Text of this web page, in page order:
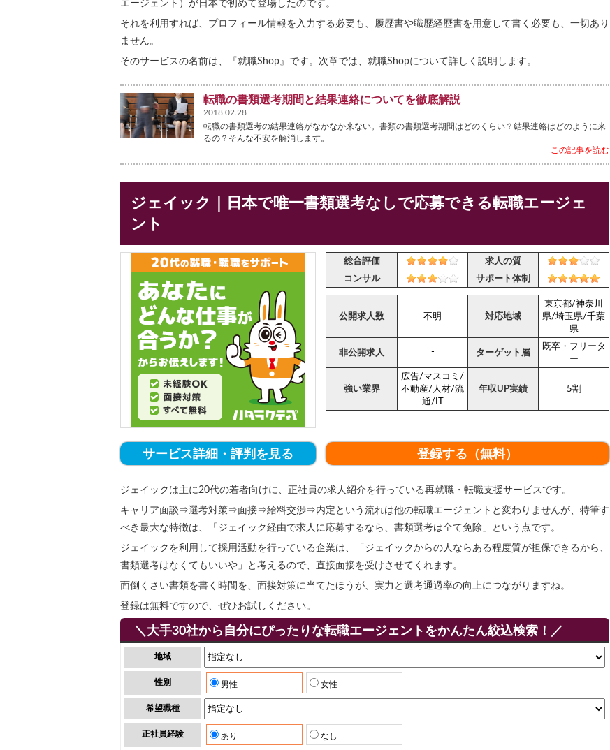
エージェント）が日本で初めて登場したのです。
それを利用すれば、プロフィール情報を入力する必要も、履歴書や職歴経歴書を用意して書く必要も、一切あり
ません。
そのサービスの名前は、『就職Shop』です。次章では、就職Shopについて詳しく説明します。
転職の書類選考期間と結果連絡についてを徹底解説
2018.02.28
転職の書類選考の結果連絡がなかなか来ない。書類の書類選考期間はどのくらい？結果連絡はどのように来
るの？そんな不安を解消します。
この記事を読む
ジェイック｜日本で唯一書類選考なしで応募できる転職エージェ
ント
総合評価
求人の質
コンサル
サポート体制
公開求人数 不明 対応地域
東京都/神奈川
県/埼玉県/千葉
県
非公開求人 - ターゲット層
既卒・フリータ
ー
強い業界
広告/マスコミ/
不動産/人材/流
通/IT
年収UP実績 5割
サービス詳細・評判を見る 登録する（無料）
ジェイックは主に20代の若者向けに、正社員の求人紹介を行っている再就職・転職支援サービスです。
キャリア面談⇒選考対策⇒面接⇒給料交渉⇒内定という流れは他の転職エージェントと変わりませんが、特筆す
べき最大な特徴は、「ジェイック経由で求人に応募するなら、書類選考は全て免除」という点です。
ジェイックを利用して採用活動を行っている企業は、「ジェイックからの人ならある程度質が担保できるから、
書類選考はなくてもいいや」と考えるので、直接面接を受けさせてくれます。
面倒くさい書類を書く時間を、面接対策に当てたほうが、実力と選考通過率の向上につながりますね。
登録は無料ですので、ぜひお試しください。
＼大手30社から自分にぴったりな転職エージェントをかんたん絞込検索！／
地域
性別 男性 女性
希望職種
正社員経験 あり なし